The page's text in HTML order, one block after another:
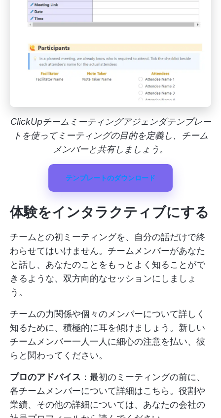
ClickUpチームミーティングアジェンダテンプレー
トを使ってミーティングの目的を定義し、チーム
メンバーと共有しましょう。
テンプレートのダウンロード
体験をインタラクティブにする
チームとの初ミーティングを、自分の話だけで終
わらせてはいけません。チームメンバーがあなた
と話し、あなたのことをもっとよく知ることがで
きるような、双方向的なセッションにしましょ
う。
チームの力関係や個々のメンバーについて詳しく
知るために、積極的に耳を傾けましょう。新しい
チームメンバー一人一人に細心の注意を払い、彼
らと関わってください。
プロのアドバイス ：最初のミーティングの前に、
各チームメンバーについて詳細はこちら。役割や
業績、その他の詳細については、あなたの会社の